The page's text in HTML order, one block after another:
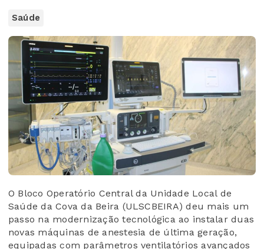
Saúde
O Bloco Operatório Central da Unidade Local de
Saúde da Cova da Beira (ULSCBEIRA) deu mais um
passo na modernização tecnológica ao instalar duas
novas máquinas de anestesia de última geração,
equipadas com parâmetros ventilatórios avançados